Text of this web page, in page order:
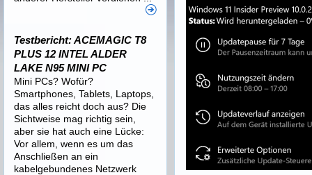
Testbericht: ACEMAGIC T8
PLUS 12 INTEL ALDER
LAKE N95 MINI PC
Mini PCs? Wofür?
Smartphones, Tablets, Laptops,
das alles reicht doch aus? Die
Sichtweise mag richtig sein,
aber sie hat auch eine Lücke:
Vor allem, wenn es um das
Anschließen an ein
kabelgebundenes Netzwerk